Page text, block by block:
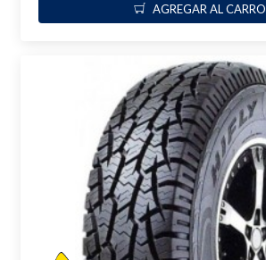
AGREGAR AL CARRO